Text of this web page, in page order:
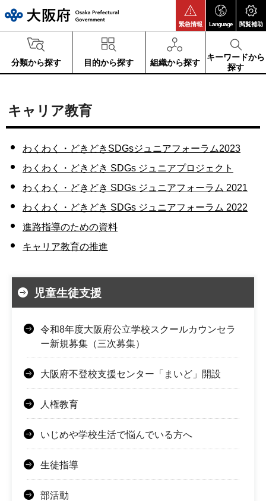
緊急情報 Language 閲覧補助
分類から探す 目的から探す 組織から探す
キーワードから
探す
キャリア教育
わくわく・どきどきSDGsジュニアフォーラム2023
わくわく・どきどき SDGs ジュニアプロジェクト
わくわく・どきどき SDGs ジュニアフォーラム 2021
わくわく・どきどき SDGs ジュニアフォーラム 2022
進路指導のための資料
キャリア教育の推進
児童生徒支援
令和8年度大阪府公立学校スクールカウンセラ
ー新規募集（三次募集）
大阪府不登校支援センター「まいど」開設
人権教育
いじめや学校生活で悩んでいる方へ
生徒指導
部活動